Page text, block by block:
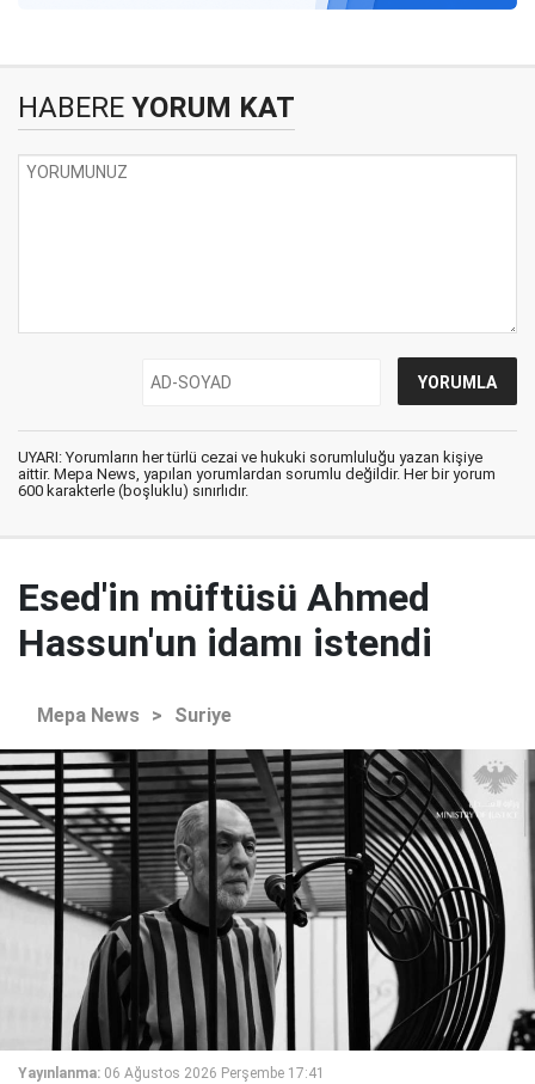
HABERE YORUM KAT
UYARI: Yorumların her türlü cezai ve hukuki sorumluluğu yazan kişiye
aittir. Mepa News, yapılan yorumlardan sorumlu değildir. Her bir yorum
600 karakterle (boşluklu) sınırlıdır.
Esed'in müftüsü Ahmed
Hassun'un idamı istendi
Mepa News > Suriye
Yayınlanma: 06 Ağustos 2026 Perşembe 17:41